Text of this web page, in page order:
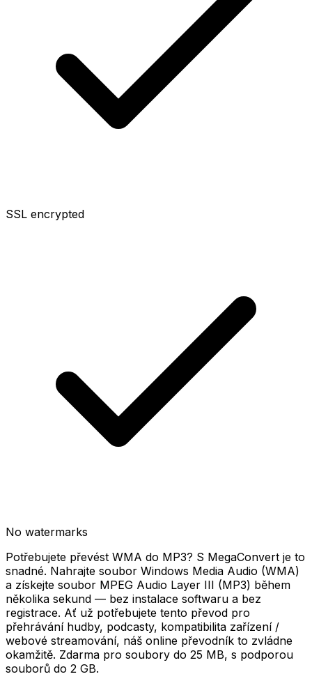
SSL encrypted
No watermarks
Potřebujete převést WMA do MP3? S MegaConvert je to
snadné. Nahrajte soubor Windows Media Audio (WMA)
a získejte soubor MPEG Audio Layer III (MP3) během
několika sekund — bez instalace softwaru a bez
registrace. Ať už potřebujete tento převod pro
přehrávání hudby, podcasty, kompatibilita zařízení /
webové streamování, náš online převodník to zvládne
okamžitě. Zdarma pro soubory do 25 MB, s podporou
souborů do 2 GB.